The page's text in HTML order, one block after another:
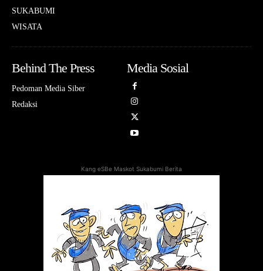
SUKABUMI
WISATA
Behind The Press
Pedoman Media Siber
Redaksi
Media Sosial
Kang eSBe Maskot Sukabumi Berita